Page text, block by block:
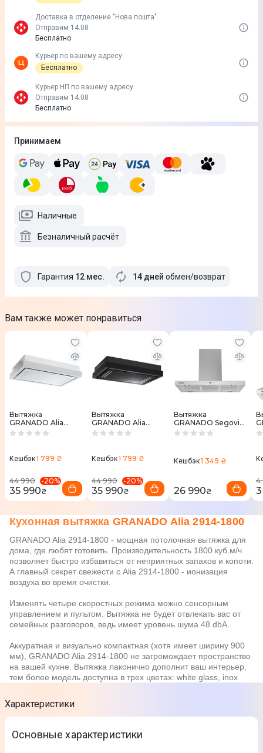
Доставка в отделение "Нова пошта"
Отправим 14.08
Бесплатно
Курьер по вашему адресу
Бесплатно
Курьер НП по вашему адресу
Отправим 14.08
Бесплатно
Принимаем
Наличные
Безналичный расчёт
Гарантия 12 мес. 14 дней обмен/возврат
Вам также может понравиться
Вытяжка
GRANADO Alia
2914-1800 white
Кешбэк1 799 ₴
44 990 -20%
35 990₴
Вытяжка
GRANADO Alia
2914-1800 black
Кешбэк1 799 ₴
44 990 -20%
35 990₴
Вытяжка
GRANADO Segovia
5913-1200 inox
Кешбэк1 349 ₴
26 990₴
4
Кухонная вытяжка GRANADO Alia 2914-1800
GRANADO Alia 2914-1800 - мощная потолочная вытяжка для
дома, где любят готовить. Производительность 1800 куб.м/ч
позволяет быстро избавиться от неприятных запахов и копоти.
А главный секрет свежести с Alia 2914-1800 - ионизация
воздуха во время очистки.
Изменять четыре скоростных режима можно сенсорным
управлением и пультом. Вытяжка не будет отвлекать вас от
семейных разговоров, ведь имеет уровень шума 48 dbA.
Аккуратная и визуально компактная (хотя имеет ширину 900
мм), GRANADO Alia 2914-1800 не загромождает пространство
на вашей кухне. Вытяжка лаконично дополнит ваш интерьер,
тем более модель доступна в трех цветах: white glass, inox
Характеристики
Основные характеристики